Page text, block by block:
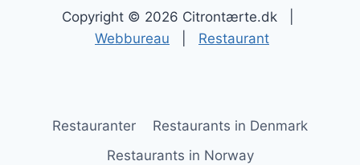
Copyright © 2026 Citrontærte.dk |
Webbureau
Restaurant
Restauranter
Restaurants in Denmark
Restaurants in Norway